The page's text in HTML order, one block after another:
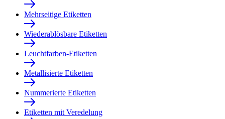
Mehrseitige Etiketten
Wiederablösbare Etiketten
Leuchtfarben-Etiketten
Metallisierte Etiketten
Nummerierte Etiketten
Etiketten mit Veredelung